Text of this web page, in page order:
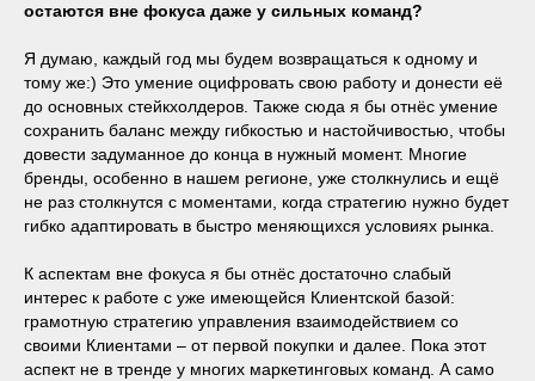
остаются вне фокуса даже у сильных команд?
Я думаю, каждый год мы будем возвращаться к одному и
тому же:) Это умение оцифровать свою работу и донести её
до основных стейкхолдеров. Также сюда я бы отнёс умение
сохранить баланс между гибкостью и настойчивостью, чтобы
довести задуманное до конца в нужный момент. Многие
бренды, особенно в нашем регионе, уже столкнулись и ещё
не раз столкнутся с моментами, когда стратегию нужно будет
гибко адаптировать в быстро меняющихся условиях рынка.
К аспектам вне фокуса я бы отнёс достаточно слабый
интерес к работе с уже имеющейся Клиентской базой:
грамотную стратегию управления взаимодействием со
своими Клиентами – от первой покупки и далее. Пока этот
аспект не в тренде у многих маркетинговых команд. А само